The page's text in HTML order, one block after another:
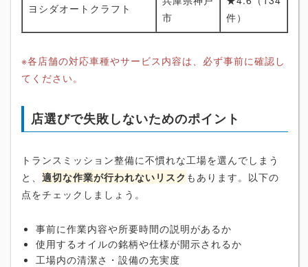
ヨシダオートクラフト
市
件）
※各店舗の対応車種やサービス内容は、必ず事前に確認し
てください。
店選びで失敗しないためのポイント
トランスミッション整備に不慣れな工場を選んでしまう
と、 適切な作業が行われないリスク もあります。以下の
点をチェックしましょう。
事前に作業内容や所要時間の説明があるか
使用するオイルの銘柄や仕様が開示されるか
工場内の清潔さ・設備の充実度